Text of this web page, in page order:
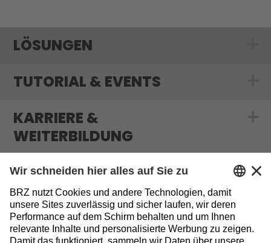
LÖSUNGEN
TUTORIAL & EVENTS
KARRIERE &
WEITERBILDUNG
Show
MEDIATHEK & BLOG Show
INFORMATIONEN